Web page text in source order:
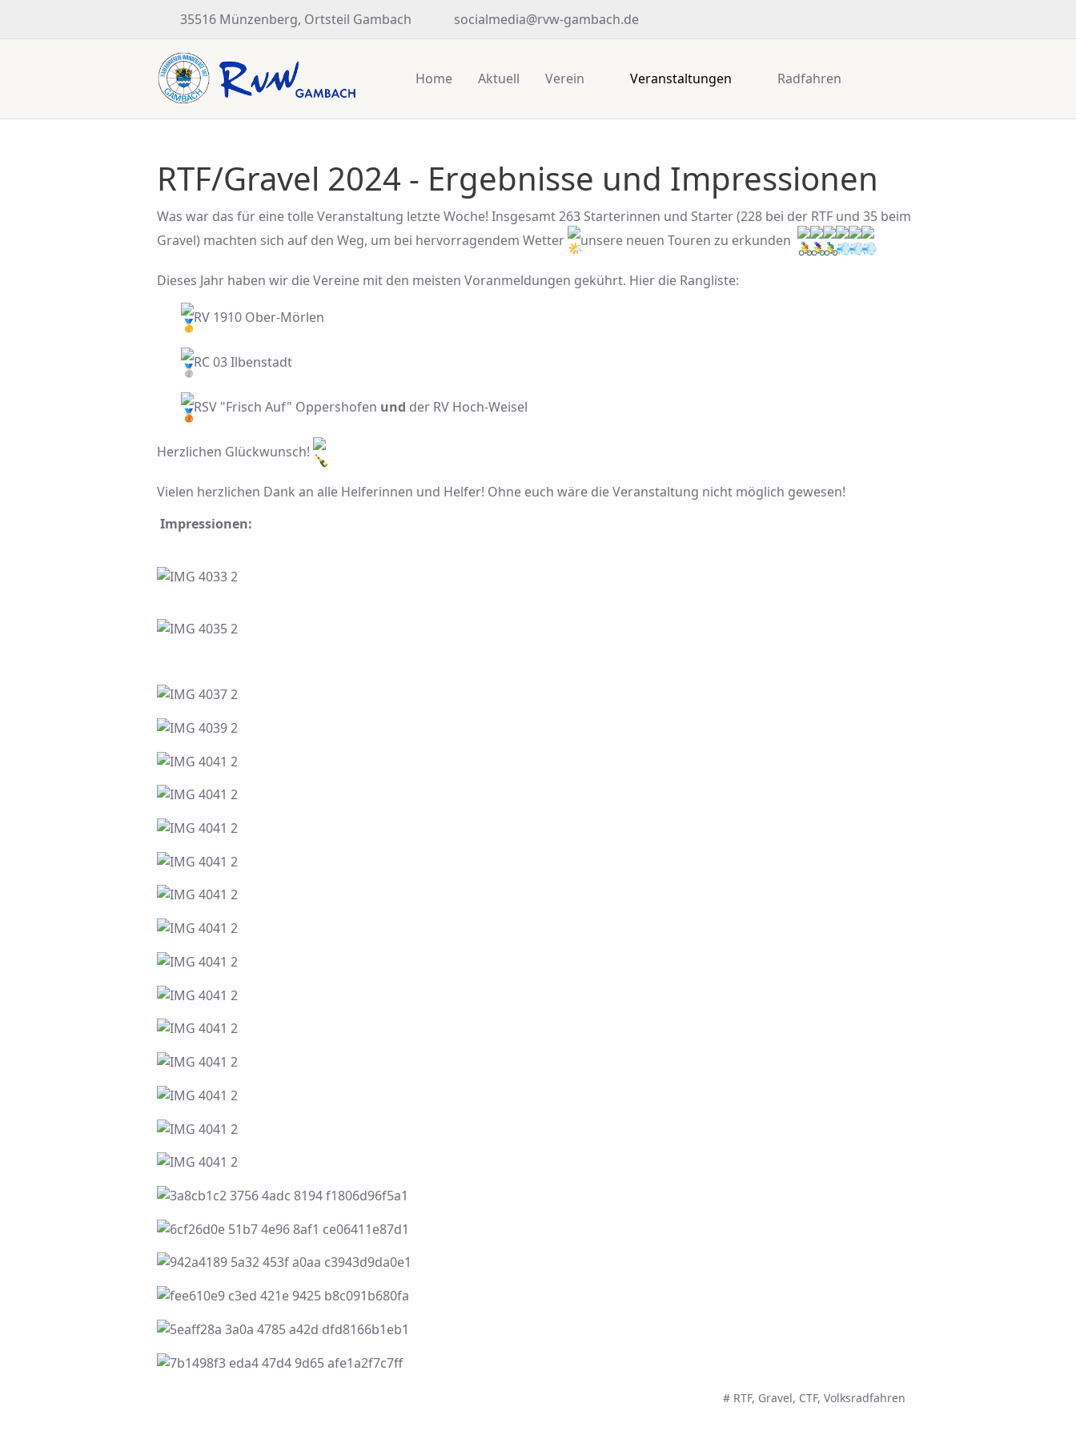
35516 Münzenberg, Ortsteil Gambach socialmedia@rvw-gambach.de
Home Aktuell Verein Veranstaltungen Radfahren
RTF/Gravel 2024 - Ergebnisse und Impressionen
Was war das für eine tolle Veranstaltung letzte Woche! Insgesamt 263 Starterinnen und Starter (228 bei der RTF und 35 beim
Gravel) machten sich auf den Weg, um bei hervorragendem Wetter
unsere neuen Touren zu erkunden
Dieses Jahr haben wir die Vereine mit den meisten Voranmeldungen gekührt. Hier die Rangliste:
RV 1910 Ober-Mörlen
RC 03 Ilbenstadt
RSV "Frisch Auf" Oppershofen und der RV Hoch-Weisel
Herzlichen Glückwunsch!
Vielen herzlichen Dank an alle Helferinnen und Helfer! Ohne euch wäre die Veranstaltung nicht möglich gewesen!
Impressionen:
# RTF, Gravel, CTF, Volksradfahren